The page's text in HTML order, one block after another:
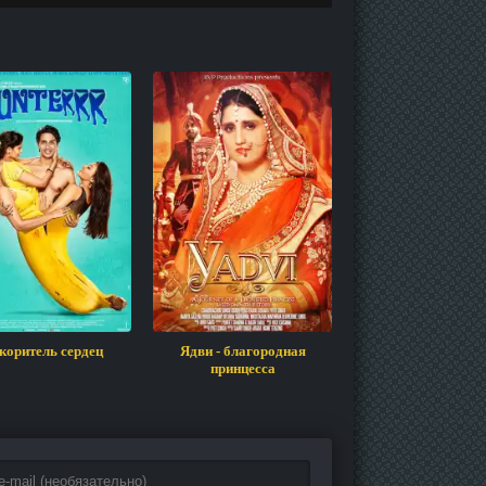
сердец
Ядви - благородная
принцесса
Пыль